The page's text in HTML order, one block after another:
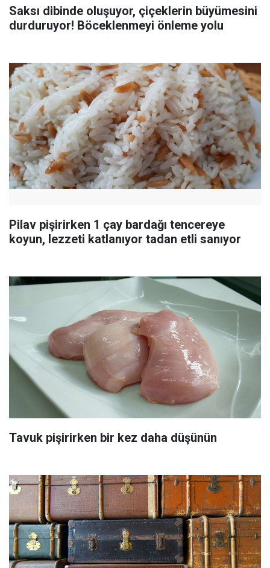
Saksı dibinde oluşuyor, çiçeklerin büyümesini
durduruyor! Böceklenmeyi önleme yolu
Pilav pişirirken 1 çay bardağı tencereye
koyun, lezzeti katlanıyor tadan etli sanıyor
Tavuk pişirirken bir kez daha düşünün